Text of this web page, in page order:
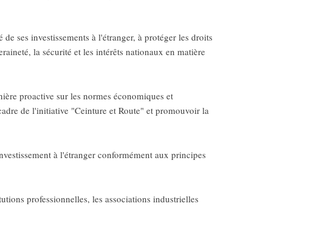
ses investissements à l'étranger, à protéger les droits
la sécurité et les intérêts nationaux en matière
proactive sur les normes économiques et
de l'initiative "Ceinture et Route" et promouvoir la
à l'étranger conformément aux principes
professionnelles, les associations industrielles